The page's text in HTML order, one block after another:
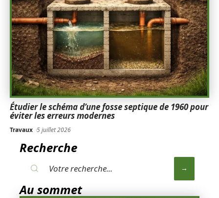
Étudier le schéma d’une fosse septique de 1960 pour
éviter les erreurs modernes
Travaux 5 juillet 2026
Recherche
Au sommet